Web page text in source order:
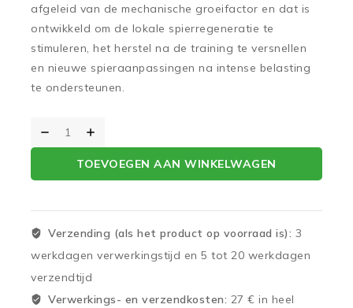
afgeleid van de mechanische groeifactor en dat is
ontwikkeld om de lokale spierregeneratie te
stimuleren, het herstel na de training te versnellen
en nieuwe spieraanpassingen na intense belasting
te ondersteunen.
TOEVOEGEN AAN WINKELWAGEN
Verzending (als het product op voorraad is): 3
werkdagen verwerkingstijd en 5 tot 20 werkdagen
verzendtijd
Verwerkings- en verzendkosten: 27 € in heel